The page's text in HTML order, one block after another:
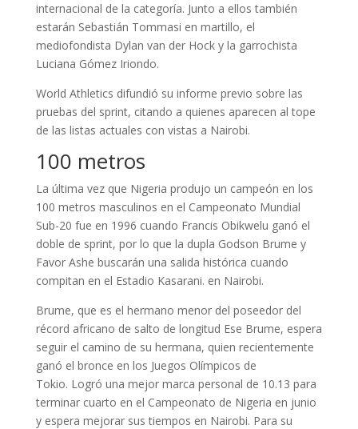
internacional de la categoría. Junto a ellos también
estarán Sebastián Tommasi en martillo, el
mediofondista Dylan van der Hock y la garrochista
Luciana Gómez Iriondo.
World Athletics difundió su informe previo sobre las
pruebas del sprint, citando a quienes aparecen al tope
de las listas actuales con vistas a Nairobi.
100 metros
La última vez que Nigeria produjo un campeón en los
100 metros masculinos en el Campeonato Mundial
Sub-20 fue en 1996 cuando Francis Obikwelu ganó el
doble de sprint, por lo que la dupla Godson Brume y
Favor Ashe buscarán una salida histórica cuando
compitan en el Estadio Kasarani. en Nairobi.
Brume, que es el hermano menor del poseedor del
récord africano de salto de longitud Ese Brume, espera
seguir el camino de su hermana, quien recientemente
ganó el bronce en los Juegos Olímpicos de
Tokio. Logró una mejor marca personal de 10.13 para
terminar cuarto en el Campeonato de Nigeria en junio
y espera mejorar sus tiempos en Nairobi. Para su